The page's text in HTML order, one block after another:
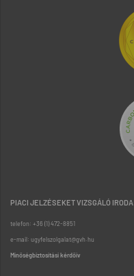
PIACI JELZÉSEKET VIZSGÁLÓ IRODA
telefon: +36 (1) 472-8851
e-mail: ugyfelszolgalat@gvh.hu
Minőségbiztosítási kérdőív